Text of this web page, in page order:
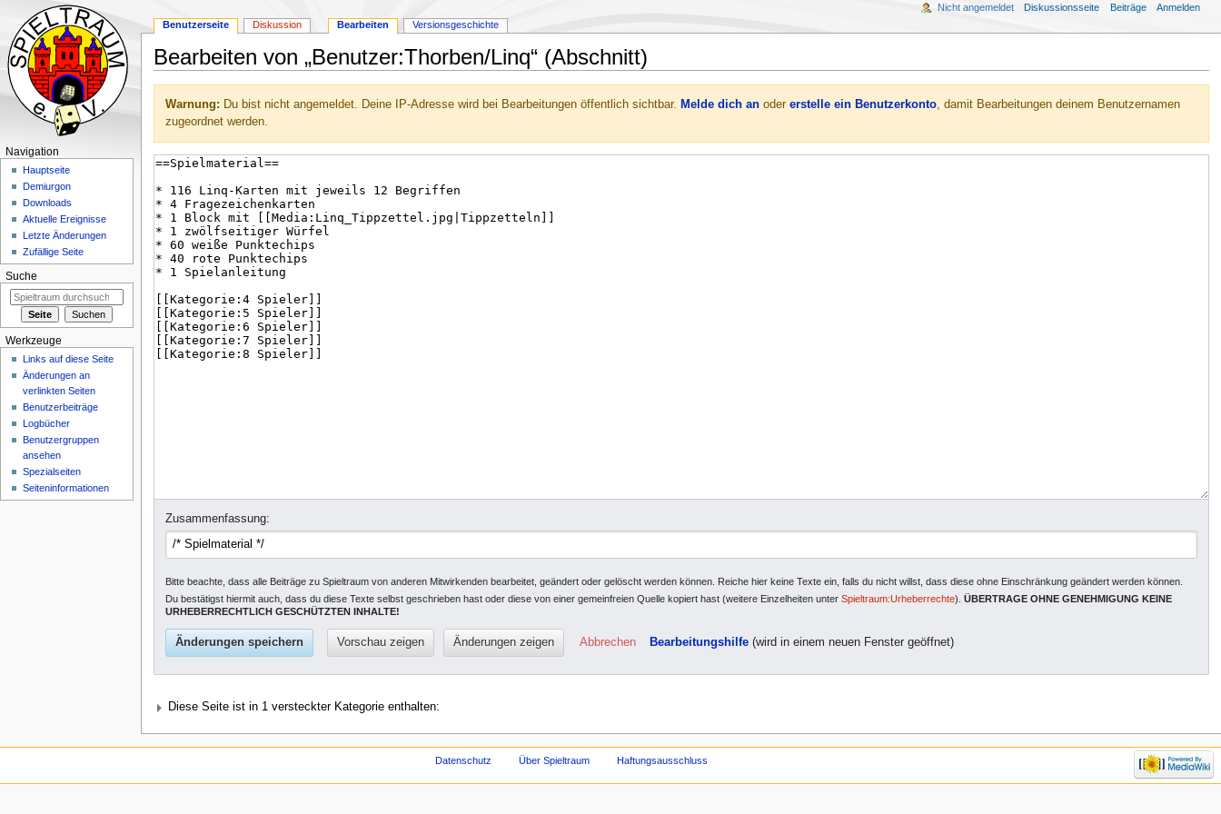
Bearbeiten von „Benutzer:Thorben/Linq“ (Abschnitt)
Navigation
springen
Suche
springen
Warnung: Du bist nicht angemeldet. Deine IP-Adresse wird bei Bearbeitungen öffentlich sichtbar. Melde dich an odererstelle ein Benutzerkonto , damit Bearbeitungen deinem Benutzernamen
zugeordnet werden.
Zusammenfassung:
Bitte beachte, dass alle Beiträge zu Spieltraum von anderen Mitwirkenden bearbeitet, geändert oder gelöscht werden können. Reiche hier keine Texte ein, falls du nicht willst, dass diese ohne Einschränkung geändert werden können.
Du bestätigst hiermit auch, dass du diese Texte selbst geschrieben hast oder diese von einer gemeinfreien Quelle kopiert hast (weitere Einzelheiten unterSpieltraum:Urheberrechte).ÜBERTRAGE OHNE GENEHMIGUNG KEINE
URHEBERRECHTLICH GESCHÜTZTEN INHALTE!
Abbrechen Bearbeitungshilfe(wird in einem neuen Fenster geöffnet)
Diese Seite ist in 1 versteckter Kategorie enthalten:
Benutzerseite Diskussion Bearbeiten Versionsgeschichte
Nicht angemeldet Diskussionsseite Beiträge Anmelden
Navigation
Hauptseite
Demiurgon
Downloads
Aktuelle Ereignisse
Letzte Änderungen
Zufällige Seite
Suche
Werkzeuge
Links auf diese Seite
Änderungen an
verlinkten Seiten
Benutzerbeiträge
Logbücher
Benutzergruppen
ansehen
Spezialseiten
Seiten­informationen
Datenschutz Über Spieltraum Haftungsausschluss